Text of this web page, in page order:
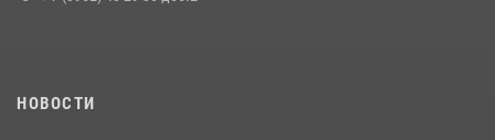
НОВОСТИ